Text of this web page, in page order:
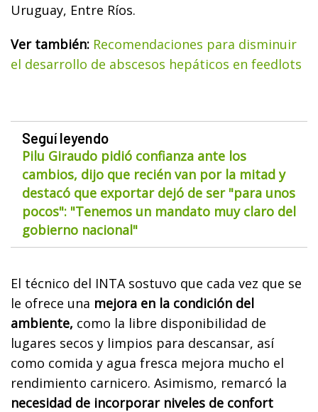
Uruguay, Entre Ríos.
Ver también: Recomendaciones para disminuir
el desarrollo de abscesos hepáticos en feedlots
Seguí leyendo
Pilu Giraudo pidió confianza ante los
cambios, dijo que recién van por la mitad y
destacó que exportar dejó de ser "para unos
pocos": "Tenemos un mandato muy claro del
gobierno nacional"
El técnico del INTA sostuvo que cada vez que se
le ofrece una mejora en la condición del
ambiente, como la libre disponibilidad de
lugares secos y limpios para descansar, así
como comida y agua fresca mejora mucho el
rendimiento carnicero. Asimismo, remarcó la
necesidad de incorporar niveles de confort